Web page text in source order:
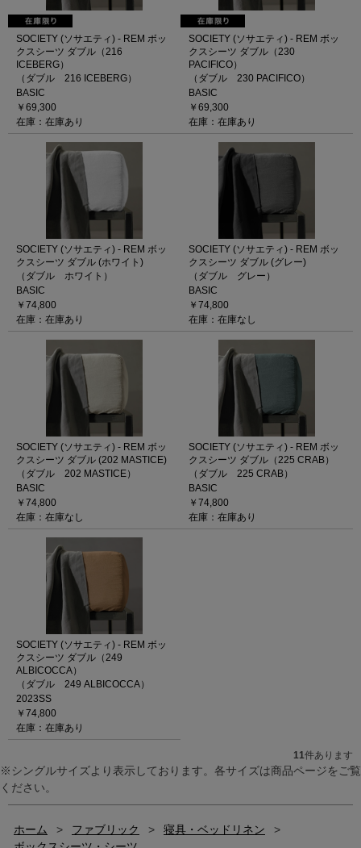
SOCIETY (ソサエティ) - REM ボッ
クスシーツ ダブル（216
ICEBERG）
（ダブル 216 ICEBERG）
BASIC
￥69,300
在庫：在庫あり
SOCIETY (ソサエティ) - REM ボッ
クスシーツ ダブル（230
PACIFICO）
（ダブル 230 PACIFICO）
BASIC
￥69,300
在庫：在庫あり
SOCIETY (ソサエティ) - REM ボッ
クスシーツ ダブル (ホワイト)
（ダブル ホワイト）
BASIC
￥74,800
在庫：在庫あり
SOCIETY (ソサエティ) - REM ボッ
クスシーツ ダブル (グレー)
（ダブル グレー）
BASIC
￥74,800
在庫：在庫なし
SOCIETY (ソサエティ) - REM ボッ
クスシーツ ダブル (202 MASTICE)
（ダブル 202 MASTICE）
BASIC
￥74,800
在庫：在庫なし
SOCIETY (ソサエティ) - REM ボッ
クスシーツ ダブル（225 CRAB）
（ダブル 225 CRAB）
BASIC
￥74,800
在庫：在庫あり
SOCIETY (ソサエティ) - REM ボッ
クスシーツ ダブル（249
ALBICOCCA）
（ダブル 249 ALBICOCCA）
2023SS
￥74,800
在庫：在庫あり
11件あります
※シングルサイズより表示しております。各サイズは商品ページをご覧
ください。
ホーム > ファブリック > 寝具・ベッドリネン
>